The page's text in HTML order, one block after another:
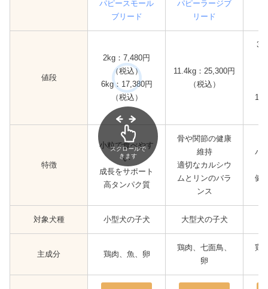
パピースモール
ブリード
パピーラージブ
リード
値段
2kg：7,480円
（税込）
6kg：17,380円
（税込）
11.4kg：25,300円
（税込）
特徴
小粒で食べやす
い
成長をサポート
高タンパク質
骨や関節の健康
維持
適切なカルシウ
ムとリンのバラ
ンス
バ
健
対象犬種 小型犬の子犬 大型犬の子犬
主成分 鶏肉、魚、卵
鶏肉、七面鳥、
卵
鶏
スクロールで
きます